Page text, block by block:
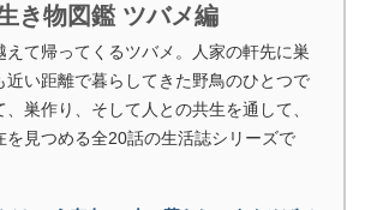
き物図鑑 ツバメ編
えて帰ってくるツバメ。人家の軒先に巣
近い距離で暮らしてきた野鳥のひとつで
巣作り、そして人との共生を通して、
を見つめる全20話の生活誌シリーズで